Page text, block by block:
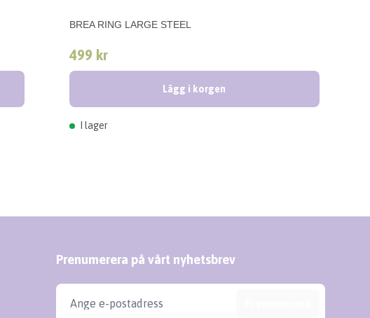
BREA RING LARGE STEEL
499 kr
Lägg i korgen
I lager
Prenumerera på vårt nyhetsbrev